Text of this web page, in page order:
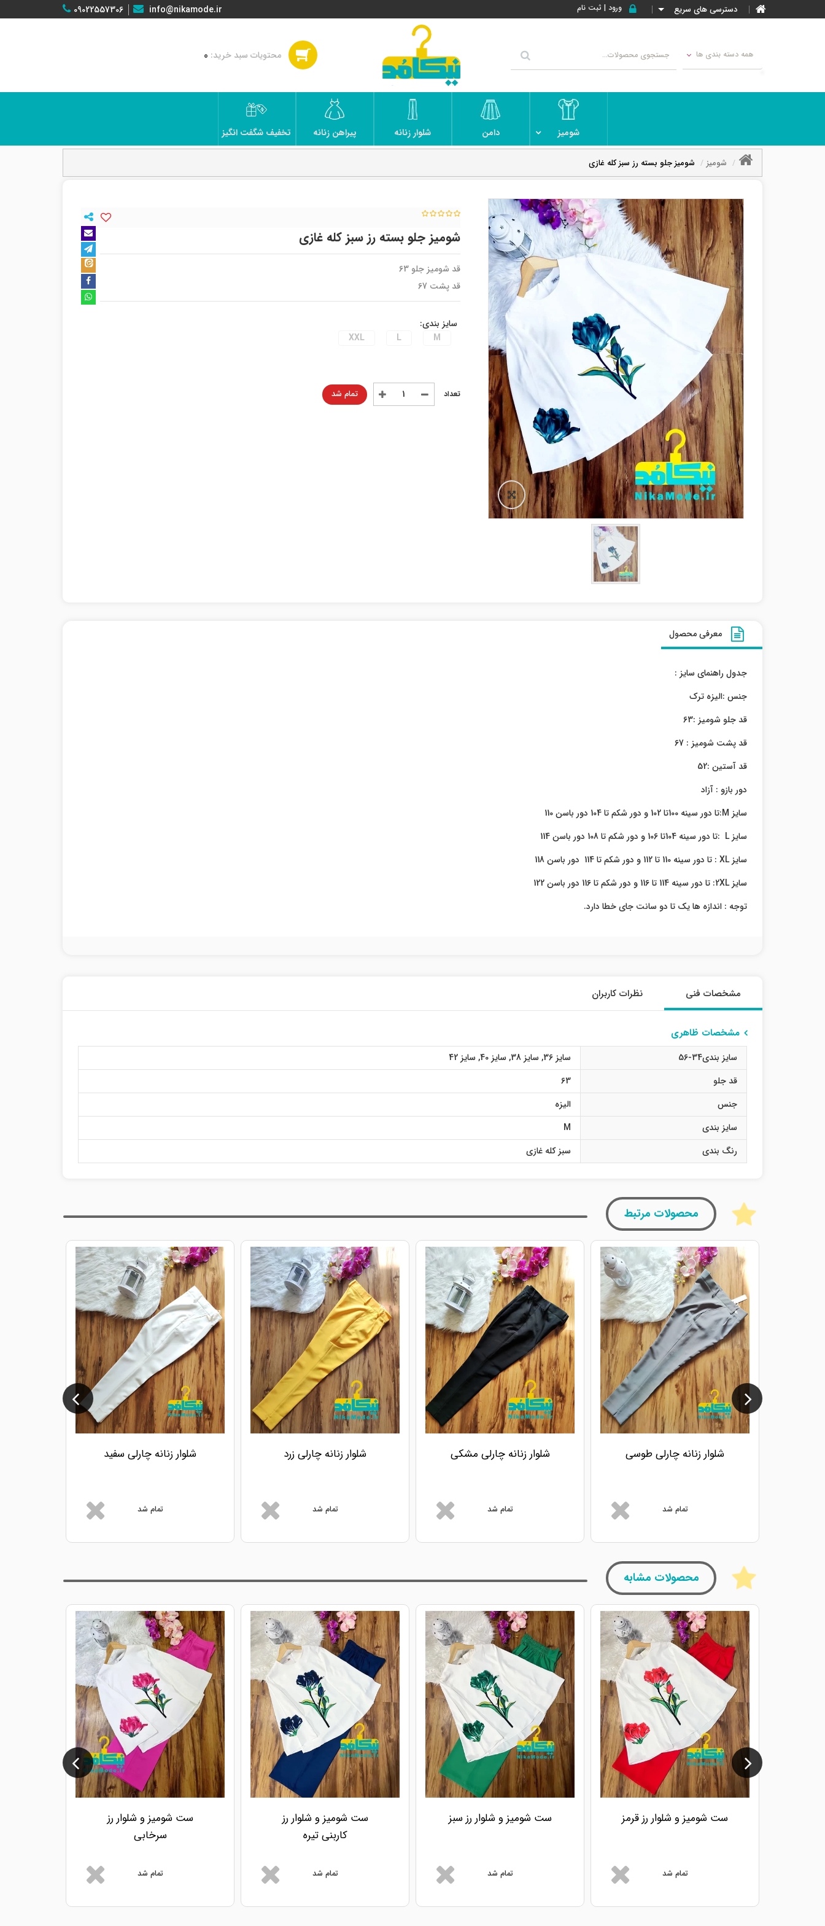
دسترسی های سریع ورود | ثبت نام 09022557306 info@nikamode.ir
همه دسته بندی ها 0
شومیز دامن شلوار زنانه پیراهن زنانه تخفیف شگفت انگیز
شومیز شومیز جلو بسته رز سبز کله غازی
شومیز جلو بسته رز سبز کله غازی
قد شومیز جلو 63
قد پشت 67
سایز بندی:
M
L
XXL
تمام شد
معرفی محصول
جدول راهنمای سایز :
جنس :الیزه ترک
قد جلو شومیز :63
قد پشت شومیز : 67
قد آستین :52
دور بازو : آزاد
سایز M:تا دور سینه 100تا 102 و دور شکم تا 104 دور باسن 110
سایز L :تا دور سینه 104تا 106 و دور شکم تا 108 دور باسن 114
سایز XL : تا دور سینه 110 تا 112 و دور شکم تا 114 دور باسن 118
سایز 2XL: تا دور سینه 114 تا 116 و دور شکم تا 116 دور باسن 122
توجه : اندازه ها یک تا دو سانت جای خطا دارد.
مشخصات فنی نظرات کاربران
مشخصات ظاهری
سایز بندی34-56 سایز 36 , سایز 38 , سایز 40 , سایز 42
قد جلو
63
جنس
الیزه
سایز بندی
M
رنگ بندی
سبز کله غازی
محصولات مرتبط
شلوار زنانه چارلی طوسی
تمام شد
شلوار زنانه چارلی مشکی
تمام شد
شلوار زنانه چارلی زرد
تمام شد
شلوار زنانه چارلی سفید
تمام شد
محصولات مشابه
ست شومیز و شلوار رز قرمز
تمام شد
ست شومیز و شلوار رز سبز
تمام شد
ست شومیز و شلوار رز
کاربنی تیره
تمام شد
ست شومیز و شلوار رز
سرخابی
تمام شد